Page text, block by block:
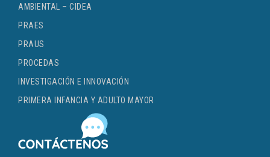
AMBIENTAL – CIDEA
PRAES
PRAUS
PROCEDAS
INVESTIGACIÓN E INNOVACIÓN
PRIMERA INFANCIA Y ADULTO MAYOR